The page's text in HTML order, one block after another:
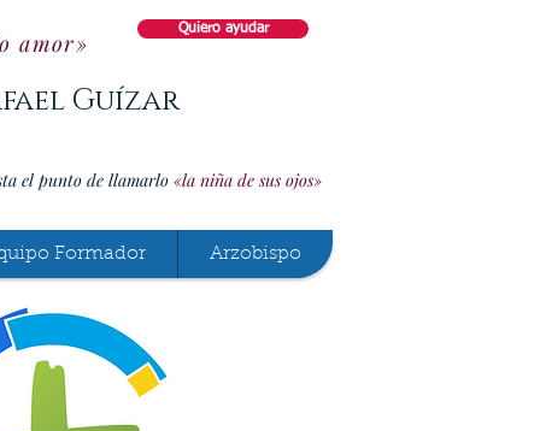
amor» Quiero ayudar
Guízar
el punto de llamarlo «la niña de sus ojos»
Formador Arzobispo